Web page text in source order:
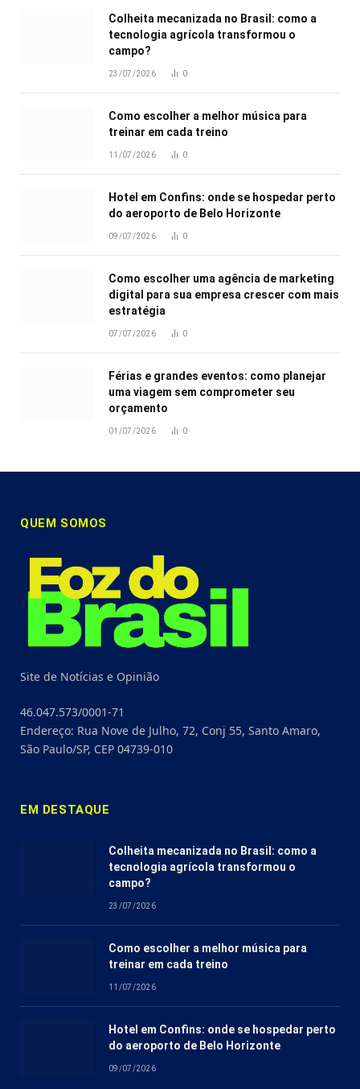
Colheita mecanizada no Brasil: como a
tecnologia agrícola transformou o
campo?
23/07/2026 0
Como escolher a melhor música para
treinar em cada treino
11/07/2026 0
Hotel em Confins: onde se hospedar perto
do aeroporto de Belo Horizonte
09/07/2026 0
Como escolher uma agência de marketing
digital para sua empresa crescer com mais
estratégia
07/07/2026 0
Férias e grandes eventos: como planejar
uma viagem sem comprometer seu
orçamento
01/07/2026 0
QUEM SOMOS
Site de Notícias e Opinião
46.047.573/0001-71
Endereço: Rua Nove de Julho, 72, Conj 55, Santo Amaro,
São Paulo/SP, CEP 04739-010
EM DESTAQUE
Colheita mecanizada no Brasil: como a
tecnologia agrícola transformou o
campo?
23/07/2026
Como escolher a melhor música para
treinar em cada treino
11/07/2026
Hotel em Confins: onde se hospedar perto
do aeroporto de Belo Horizonte
09/07/2026